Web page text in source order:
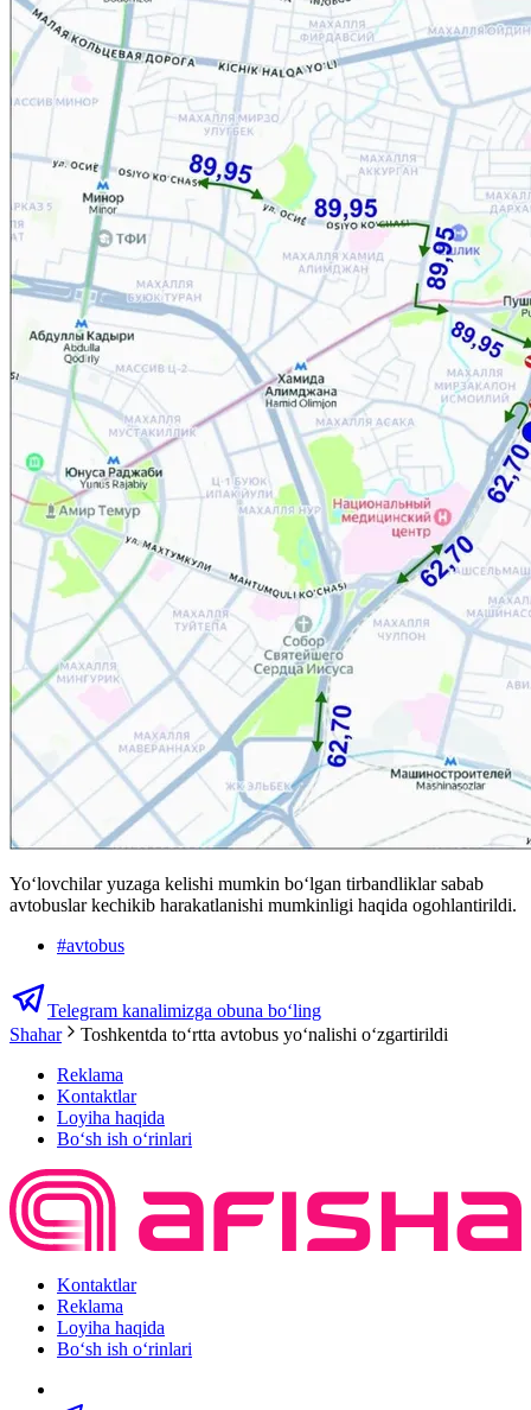
Yo‘lovchilar yuzaga kelishi mumkin bo‘lgan tirbandliklar sabab
avtobuslar kechikib harakatlanishi mumkinligi haqida ogohlantirildi.
#avtobus
Telegram kanalimizga obuna bo‘ling
Shahar
Toshkentda to‘rtta avtobus yo‘nalishi o‘zgartirildi
Reklama
Kontaktlar
Loyiha haqida
Bo‘sh ish o‘rinlari
Kontaktlar
Reklama
Loyiha haqida
Bo‘sh ish o‘rinlari